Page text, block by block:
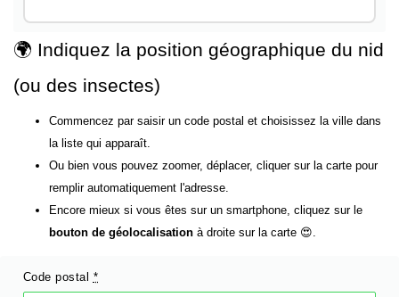
🌍 Indiquez la position géographique du nid
(ou des insectes)
Commencez par saisir un code postal et choisissez la ville dans
la liste qui apparaît.
Ou bien vous pouvez zoomer, déplacer, cliquer sur la carte pour
remplir automatiquement l'adresse.
Encore mieux si vous êtes sur un smartphone, cliquez sur le
bouton de géolocalisation à droite sur la carte 😍.
Code postal *